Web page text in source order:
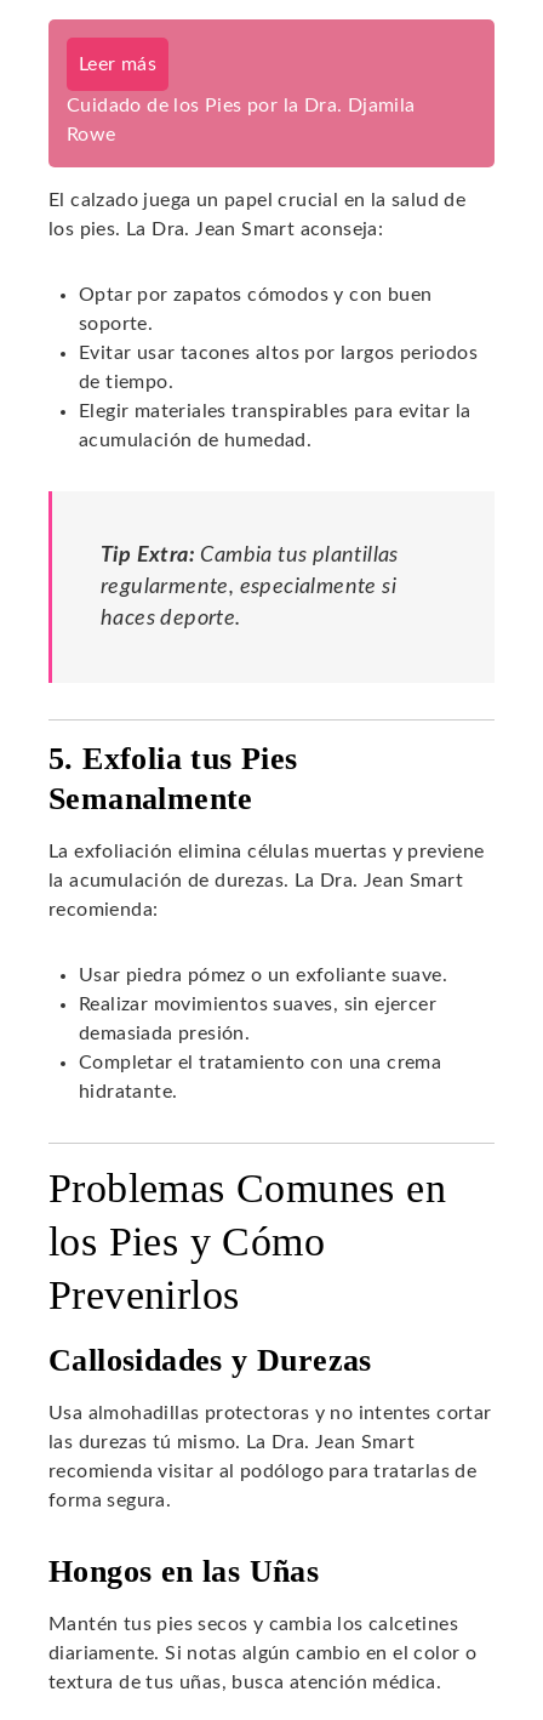
Leer más
Cuidado de los Pies por la Dra. Djamila
Rowe
El calzado juega un papel crucial en la salud de
los pies. La Dra. Jean Smart aconseja:
Optar por zapatos cómodos y con buen
soporte.
Evitar usar tacones altos por largos periodos
de tiempo.
Elegir materiales transpirables para evitar la
acumulación de humedad.
Tip Extra: Cambia tus plantillas
regularmente, especialmente si
haces deporte.
5. Exfolia tus Pies
Semanalmente
La exfoliación elimina células muertas y previene
la acumulación de durezas. La Dra. Jean Smart
recomienda:
Usar piedra pómez o un exfoliante suave.
Realizar movimientos suaves, sin ejercer
demasiada presión.
Completar el tratamiento con una crema
hidratante.
Problemas Comunes en
los Pies y Cómo
Prevenirlos
Callosidades y Durezas
Usa almohadillas protectoras y no intentes cortar
las durezas tú mismo. La Dra. Jean Smart
recomienda visitar al podólogo para tratarlas de
forma segura.
Hongos en las Uñas
Mantén tus pies secos y cambia los calcetines
diariamente. Si notas algún cambio en el color o
textura de tus uñas, busca atención médica.